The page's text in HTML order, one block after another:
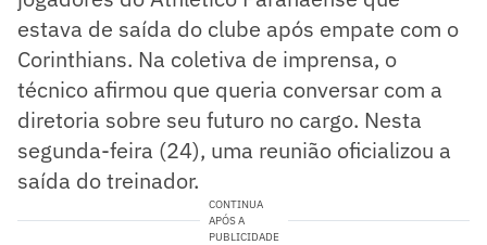
estava de saída do clube após empate com o
Corinthians. Na coletiva de imprensa, o
técnico afirmou que queria conversar com a
diretoria sobre seu futuro no cargo. Nesta
segunda-feira (24), uma reunião oficializou a
saída do treinador.
CONTINUA
APÓS A
PUBLICIDADE